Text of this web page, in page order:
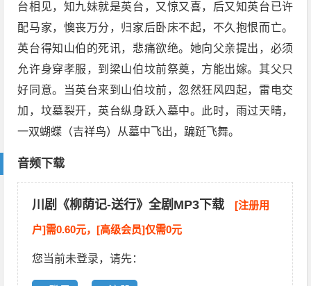
台相见，知九妹就是英台，又惊又喜，后又知英台已许
配马家，懊丧万分，归家后卧床不起，不久抱恨而亡。
英台得知山伯的死讯，悲痛欲绝。她向父亲提出，必须
允许身穿孝服，到梁山伯坟前祭奠，方能出嫁。其父只
好同意。当英台来到山伯坟前，忽然狂风四起，雷电交
加，坟墓裂开，英台纵身跃入墓中。此时，雨过天晴，
一双蝴蝶（吉祥鸟）从墓中飞出，蹁跹飞舞。
音频下载
川剧《柳荫记-送行》全剧MP3下载 [注册用
户]需0.60元，[高级会员]仅需0元
您当前未登录，请先：